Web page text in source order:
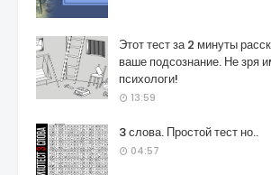
Этот тест за 2 минуты
ваше подсознание. Не зря
психологи!
13:59
3 слова. Простой тест но..
04:57